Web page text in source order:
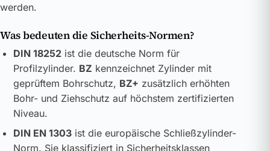
werden.
Was bedeuten die Sicherheits-Normen?
DIN 18252ist die deutsche Norm für
Profilzylinder. BZ kennzeichnet Zylinder mit
geprüftem Bohrschutz, BZ+ zusätzlich erhöhten
Bohr- und Ziehschutz auf höchstem zertifizierten
Niveau.
DIN EN 1303ist die europäische Schließzylinder-
Norm. Sie klassifiziert in Sicherheitsklassen